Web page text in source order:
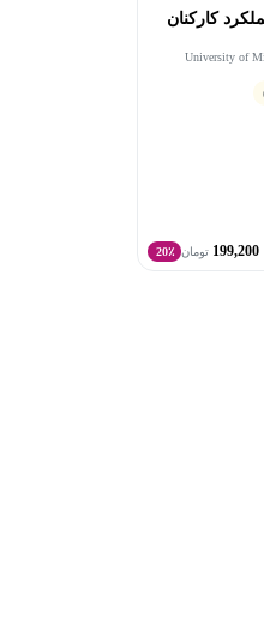
کارکنان
University of
199,200 تومان 20٪